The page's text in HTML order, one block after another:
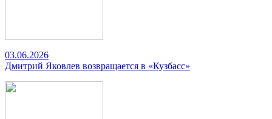
03.06.2026
Дмитрий Яковлев возвращается в «Кузбасс»